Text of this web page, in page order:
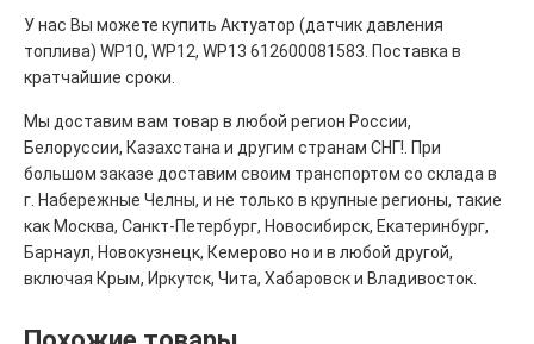
У нас Вы можете купить Актуатор (датчик давления
топлива) WP10, WP12, WP13 612600081583. Поставка в
кратчайшие сроки.
Мы доставим вам товар в любой регион России,
Белоруссии, Казахстана и другим странам СНГ!. При
большом заказе доставим своим транспортом со склада в
г. Набережные Челны, и не только в крупные регионы, такие
как Москва, Санкт-Петербург, Новосибирск, Екатеринбург,
Барнаул, Новокузнецк, Кемерово но и в любой другой,
включая Крым, Иркутск, Чита, Хабаровск и Владивосток.